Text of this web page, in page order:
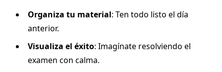
Organiza tu material: Ten todo listo el día
anterior.
Visualiza el éxito: Imagínate resolviendo el
examen con calma.